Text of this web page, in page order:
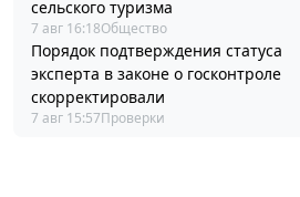
сельского туризма
7 авг 16:18Общество
Порядок подтверждения статуса
эксперта в законе о госконтроле
скорректировали
7 авг 15:57Проверки